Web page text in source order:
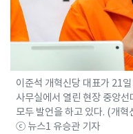
이준석 개혁신당 대표가 21
사무실에서 열린 현장 중앙
모두 발언을 하고 있다. (개
ⓒ 뉴스1 유승관 기자